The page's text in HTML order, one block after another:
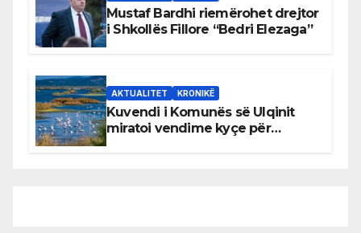
Mustaf Bardhi riemërohet drejtor
i Shkollës Fillore “Bedri Elezaga”
AKTUALITET KRONIKË
Kuvendi i Komunës së Ulqinit
miratoi vendime kyçe për